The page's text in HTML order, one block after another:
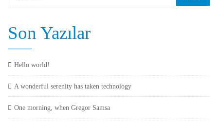
Son Yazılar
Hello world!
A wonderful serenity has taken technology
One morning, when Gregor Samsa